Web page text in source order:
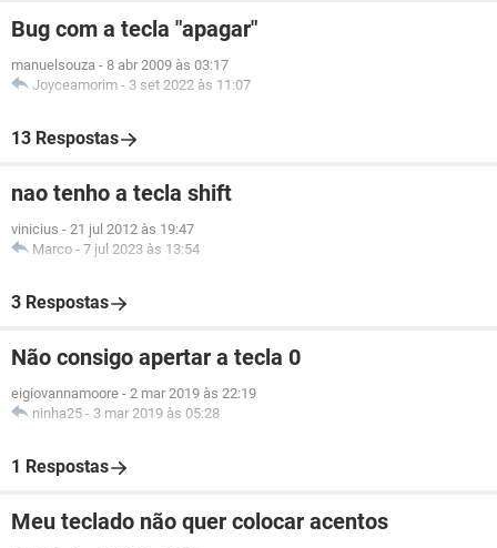
Bug com a tecla "apagar"
manuelsouza - 8 abr 2009 às 03:17
Joyceamorim - 3 set 2022 às 11:07
13 Respostas
nao tenho a tecla shift
vinicius - 21 jul 2012 às 19:47
Marco - 7 jul 2023 às 13:54
3 Respostas
Não consigo apertar a tecla 0
eigiovannamoore - 2 mar 2019 às 22:19
ninha25 - 3 mar 2019 às 05:28
1 Respostas
Meu teclado não quer colocar acentos